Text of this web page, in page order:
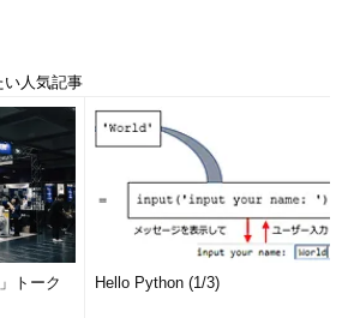
い人気記事
トーク
Hello Python (1/3)